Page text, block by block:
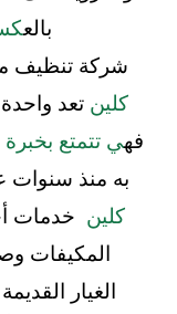
بالع
شركة تنظيف
كلين تعد
فهي تتمتع
به منذ سنوات
كلين خدمات
المكيفات
الغيار